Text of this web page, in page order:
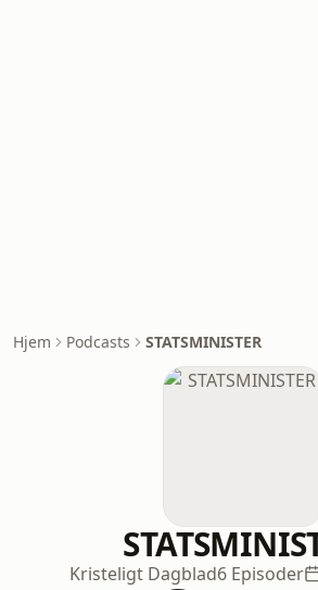
Hjem Podcasts STATSMINISTER
Kristeligt Dagblad6 Episoder